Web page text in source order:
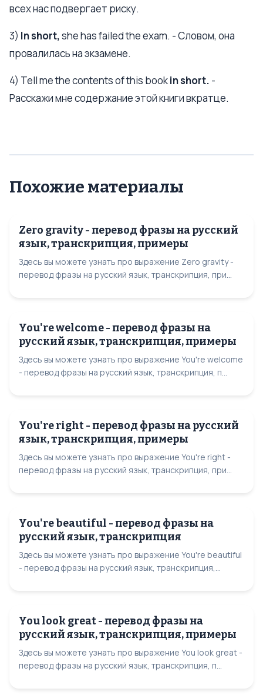
всех нас подвергает риску.
3) In short,she has failed the exam. - Словом, она
провалилась на экзамене.
4) Tell me the contents of this bookin short. -
Расскажи мне содержание этой книги вкратце.
Похожие материалы
Zero gravity - перевод фразы на русский
язык, транскрипция, примеры
Здесь вы можете узнать про выражение Zero gravity -
перевод фразы на русский язык, транскрипция, при...
You're welcome - перевод фразы на
русский язык, транскрипция, примеры
Здесь вы можете узнать про выражение You're welcome
- перевод фразы на русский язык, транскрипция, п...
You're right - перевод фразы на русский
язык, транскрипция, примеры
Здесь вы можете узнать про выражение You're right -
перевод фразы на русский язык, транскрипция, при...
You're beautiful - перевод фразы на
русский язык, транскрипция
Здесь вы можете узнать про выражение You're beautiful
- перевод фразы на русский язык, транскрипция,...
You look great - перевод фразы на
русский язык, транскрипция, примеры
Здесь вы можете узнать про выражение You look great -
перевод фразы на русский язык, транскрипция, п...